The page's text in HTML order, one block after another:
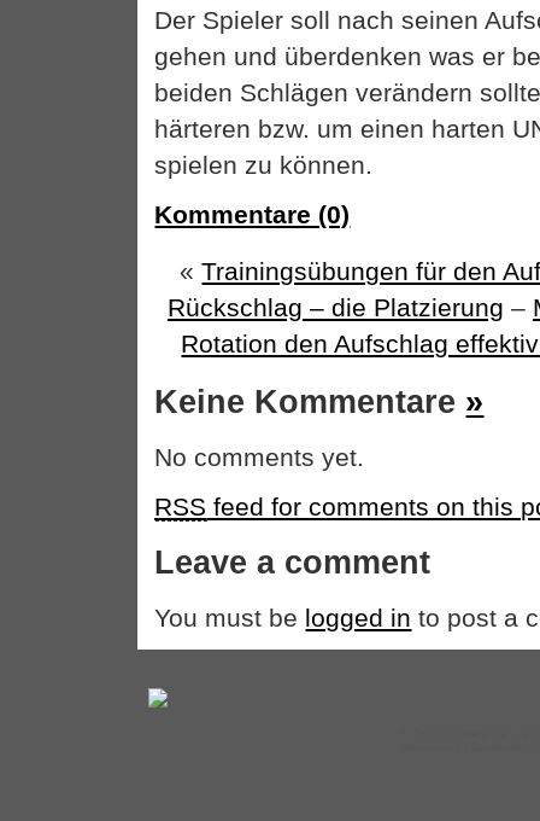
Der Spieler soll nach seinen
gehen und überdenken was er
beiden Schlägen verändern
härteren bzw. um einen harten
spielen zu können.
Kommentare (0)
«Trainingsübungen für den
Rückschlag – die Platzierung –
Rotation den Aufschlag
Keine Kommentare »
No comments yet.
RSS feed for comments on this
Leave a comment
You must be logged in to post a